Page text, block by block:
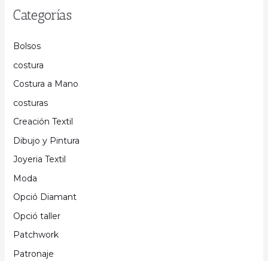
Categorías
Bolsos
costura
Costura a Mano
costuras
Creación Textil
Dibujo y Pintura
Joyeria Textil
Moda
Opció Diamant
Opció taller
Patchwork
Patronaje